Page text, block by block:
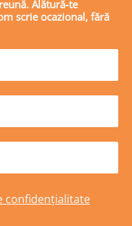
Alătură-te
scrie ocazional, fără
confidențialitate